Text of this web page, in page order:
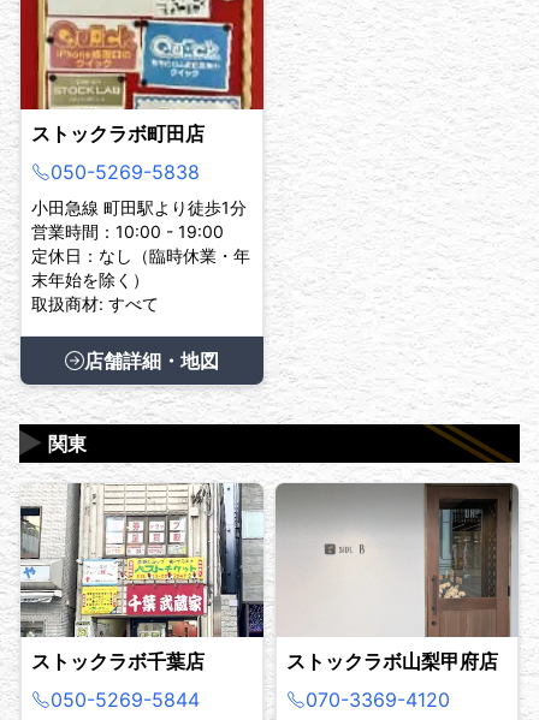
ストックラボ町田店
050-5269-5838
小田急線 町田駅より徒歩1分
営業時間：10:00 - 19:00
定休日：なし（臨時休業・年
末年始を除く）
取扱商材: すべて
店舗詳細・地図
関東
▶
ストックラボ千葉店
050-5269-5844
ストックラボ山梨甲府店
070-3369-4120